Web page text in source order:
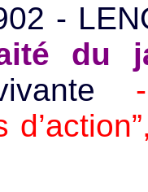
-
du